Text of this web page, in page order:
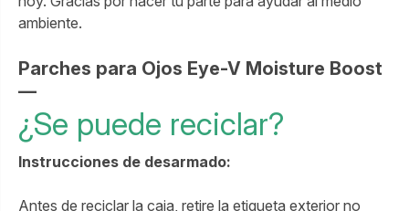
ambiente.
Parches para Ojos Eye-V Moisture Boost
—
¿Se puede reciclar?
Instrucciones de desarmado:
Antes de reciclar la caja, retire la etiqueta exterior no